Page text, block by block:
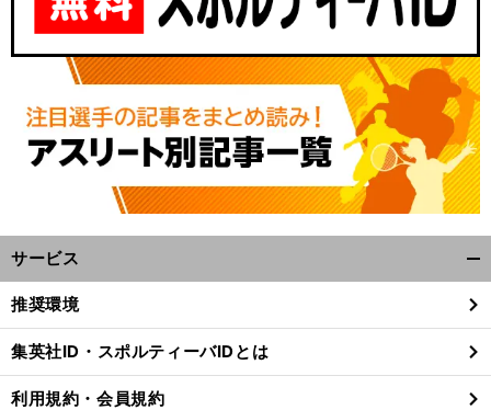
サービス
閉
る
推奨環境
集英社ID・スポルティーバIDとは
利用規約・会員規約